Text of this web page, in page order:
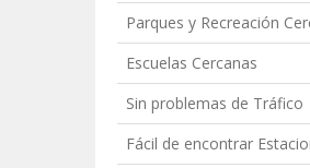
Parques y Recreación
Escuelas Cercanas
Sin problemas de Tráfico
Fácil de encontrar